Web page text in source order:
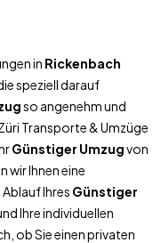
in Rickenbach
speziell darauf
so angenehm und
Transporte & Umzüge
Günstiger Umzugvon
wir Ihnen eine
Ihres Günstiger
Ihre individuellen
ob Sie einen privaten